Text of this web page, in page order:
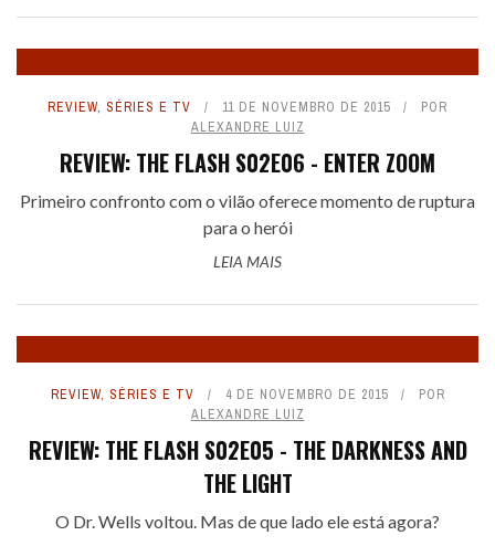
REVIEW, SÉRIES E TV 11 DE NOVEMBRO DE 2015
POR
ALEXANDRE LUIZ
REVIEW: THE FLASH S02E06 - ENTER ZOOM
Primeiro confronto com o vilão oferece momento de ruptura
para o herói
LEIA MAIS
REVIEW, SÉRIES E TV 4 DE NOVEMBRO DE 2015
POR
ALEXANDRE LUIZ
REVIEW: THE FLASH S02E05 - THE DARKNESS AND
THE LIGHT
O Dr. Wells voltou. Mas de que lado ele está agora?